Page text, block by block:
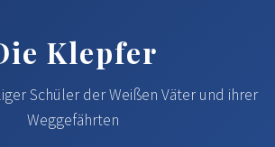
Klepfer
Schüler der Weißen Väter und ihrer
Weggefährten